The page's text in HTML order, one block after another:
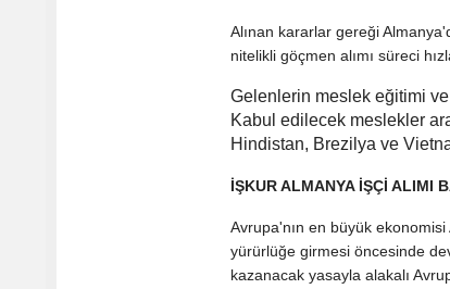
Alınan kararlar gereği
nitelikli göçmen alımı süreci
Gelenlerin meslek eğitimi
Kabul edilecek meslekler
Hindistan, Brezilya ve
İŞKUR ALMANYA İŞÇİ ALIMI
Avrupa'nın en büyük ekonomisi
yürürlüğe girmesi öncesinde
kazanacak yasayla alakalı